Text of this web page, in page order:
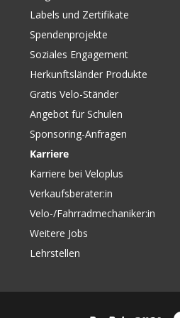
Labels und Zertifikate
Spendenprojekte
Soziales Engagement
Herkunftsländer Produkte
Gratis Velo-Ständer
Angebot für Schulen
Sponsoring-Anfragen
Karriere
Karriere bei Veloplus
Verkaufsberater:in
Velo-/Fahrradmechaniker:in
Weitere Jobs
Lehrstellen